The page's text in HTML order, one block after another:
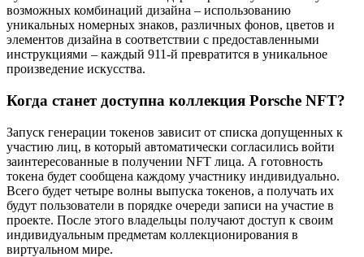
возможных комбинаций дизайна – использованию
уникальных номерных знаков, различных фонов, цветов и
элементов дизайна в соответствии с предоставленными
инструкциями – каждый 911-й превратится в уникальное
произведение искусства.
Когда станет доступна коллекция Porsche NFT?
Запуск генерации токенов зависит от списка допущенных к
участию лиц, в который автоматически согласились войти
заинтересованные в получении NFT лица. А готовность
токена будет сообщена каждому участнику индивидуально.
Всего будет четыре волны выпуска токенов, а получать их
будут пользователи в порядке очереди записи на участие в
проекте. После этого владельцы получают доступ к своим
индивидуальным предметам коллекционирования в
виртуальном мире.